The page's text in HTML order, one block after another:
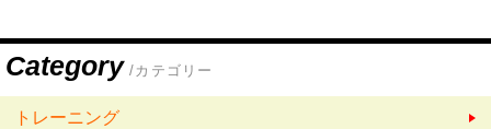
Category /カテゴリー
トレーニング